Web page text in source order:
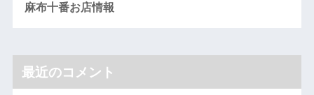
麻布十番お店情報
最近のコメント